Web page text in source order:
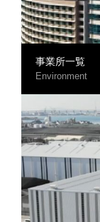
事業所一覧
Environment